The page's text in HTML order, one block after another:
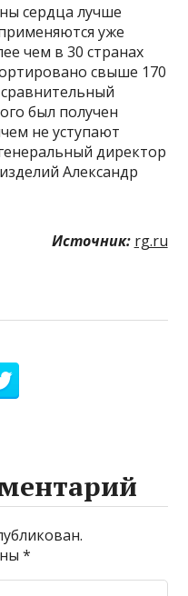
сердца лучше
уже
чем в 30 странах
свыше 170
был получен
не уступают
директор
Александр
Источник: rg.ru
*